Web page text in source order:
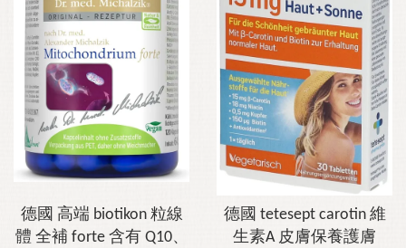
德國 高端 biotikon 粒線
體 全補 forte 含有 Q10、
德國 tetesept carotin 維
生素A 皮膚保養護膚